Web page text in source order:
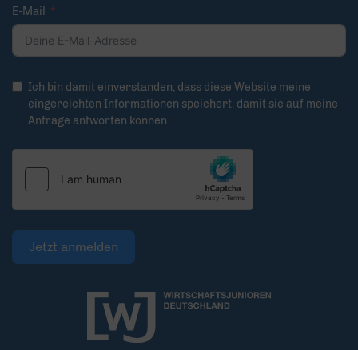
E-Mail
Ich bin damit einverstanden, dass diese Website meine
eingereichten Informationen speichert, damit sie auf meine
Anfrage antworten können
Jetzt anmelden